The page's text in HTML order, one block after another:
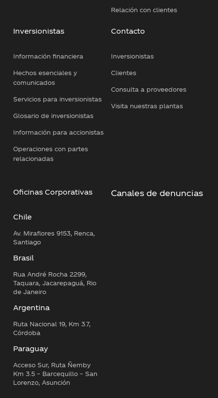
Relación con clientes
Inversionistas
Información financiera
Hechos esenciales y
comunicados
Servicios para inversionistas
Glosario de inversionistas
Información para accionistas
Operaciones con partes
relacionadas
Contacto
Inversionistas
Clientes
Consulta a proveedores
Visita nuestras plantas
Oficinas Corporativas
Chile
Av. Miraflores 9153, Renca,
Santiago
Brasil
Rua André Rocha 2299,
Taquara, Jacarepaguá, Rio
de Janeiro
Argentina
Ruta Nacional 19, Km 3.7,
Córdoba
Paraguay
Acceso Sur, Ruta Ñemby
Km 3.5 – Barcequillo – San
Lorenzo, Asunción
Canales de denuncias